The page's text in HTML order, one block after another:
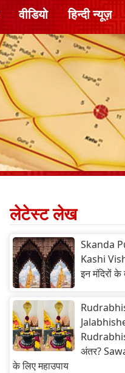
वीडियो हिन्दी न्यूज़
लेटेस्ट लेख
Skanda
Kashi
इन मंदिरों के
अंतर?
के लिए महाउपाय